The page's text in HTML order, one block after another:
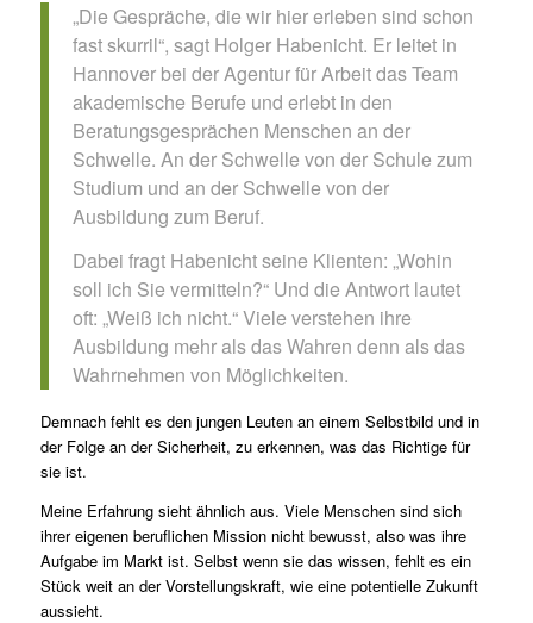
„Die Gespräche, die wir hier erleben sind schon
fast skurril“, sagt Holger Habenicht. Er leitet in
Hannover bei der Agentur für Arbeit das Team
akademische Berufe und erlebt in den
Beratungsgesprächen Menschen an der
Schwelle. An der Schwelle von der Schule zum
Studium und an der Schwelle von der
Ausbildung zum Beruf.
Dabei fragt Habenicht seine Klienten: „Wohin
soll ich Sie vermitteln?“ Und die Antwort lautet
oft: „Weiß ich nicht.“ Viele verstehen ihre
Ausbildung mehr als das Wahren denn als das
Wahrnehmen von Möglichkeiten.
Demnach fehlt es den jungen Leuten an einem Selbstbild und in
der Folge an der Sicherheit, zu erkennen, was das Richtige für
sie ist.
Meine Erfahrung sieht ähnlich aus. Viele Menschen sind sich
ihrer eigenen beruflichen Mission nicht bewusst, also was ihre
Aufgabe im Markt ist. Selbst wenn sie das wissen, fehlt es ein
Stück weit an der Vorstellungskraft, wie eine potentielle Zukunft
aussieht.